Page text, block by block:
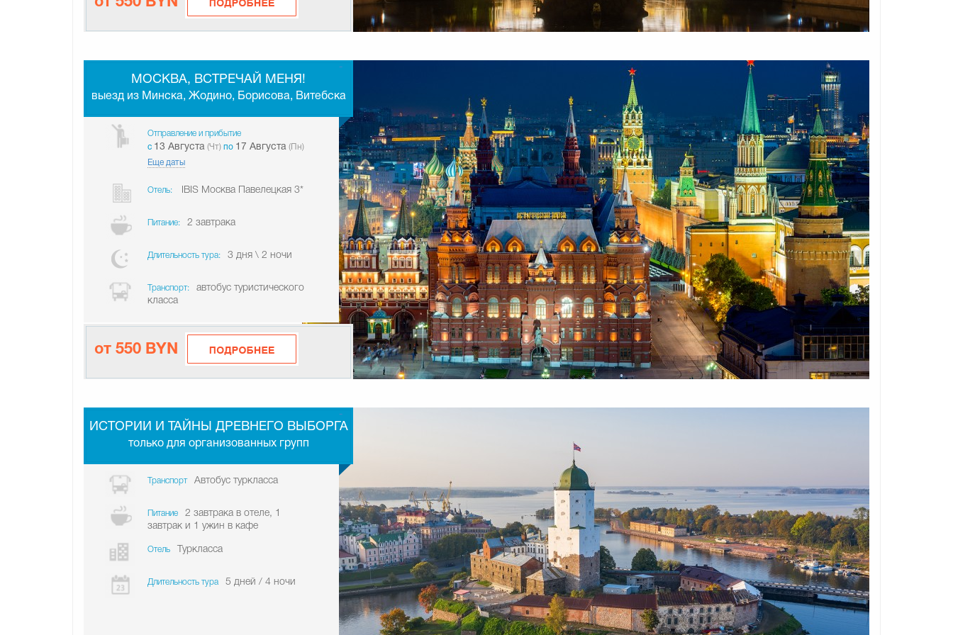
МОСКВА, ВСТРЕЧАЙ МЕНЯ!
выезд из Минска, Жодино, Борисова, Витебска
Отправление и прибытие
c 13 Августа (Чт) по 17 Августа (Пн)
Еще даты
Отель: IBIS Москва Павелецкая 3*
Питание: 2 завтрака
Длительность тура: 3 дня \ 2 ночи
Транспорт:
автобус туристического
класса
от 550 BYN
-
ИСТОРИИ И ТАЙНЫ ДРЕВНЕГО ВЫБОРГА
только для организованных групп
Транспорт Автобус туркласса
Питание
2 завтрака в отеле, 1
завтрак и 1 ужин в кафе
Отель Туркласса
Длительность тура 5 дней / 4 ночи
-